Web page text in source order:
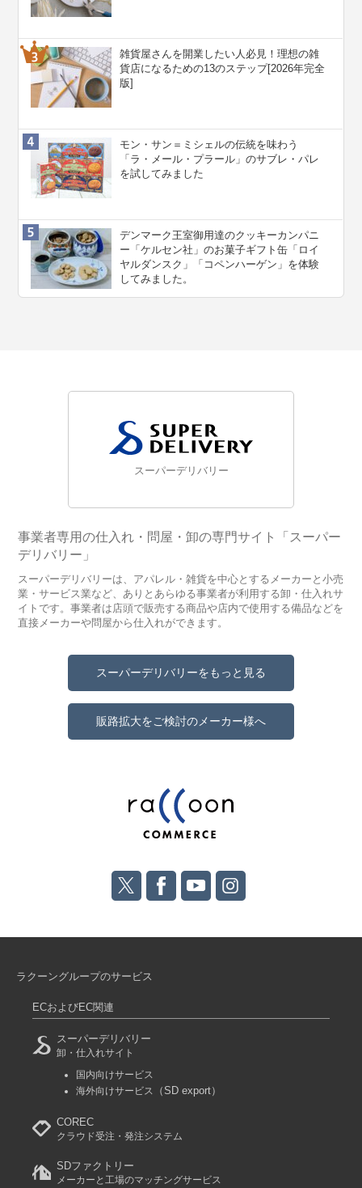
雑貨屋さんを開業したい人必見！理想の雑
貨店になるための13のステップ[2026年完全
版]
モン・サン＝ミシェルの伝統を味わう
「ラ・メール・プラール」のサブレ・パレ
を試してみました
デンマーク王室御用達のクッキーカンパニ
ー「ケルセン社」のお菓子ギフト缶「ロイ
ヤルダンスク」「コペンハーゲン」を体験
してみました。
スーパーデリバリー
事業者専用の仕入れ・問屋・卸の専門サイト「スーパー
デリバリー」
スーパーデリバリーは、アパレル・雑貨を中心とするメーカーと小売
業・サービス業など、ありとあらゆる事業者が利用する卸・仕入れサ
イトです。事業者は店頭で販売する商品や店内で使用する備品などを
直接メーカーや問屋から仕入れができます。
スーパーデリバリーをもっと見る
販路拡大をご検討のメーカー様へ
ラクーングループのサービス
ECおよびEC関連
スーパーデリバリー
卸・仕入れサイト
国内向けサービス
海外向けサービス
（SD export）
COREC
クラウド受注・発注システム
SDファクトリー
メーカーと工場のマッチングサービス